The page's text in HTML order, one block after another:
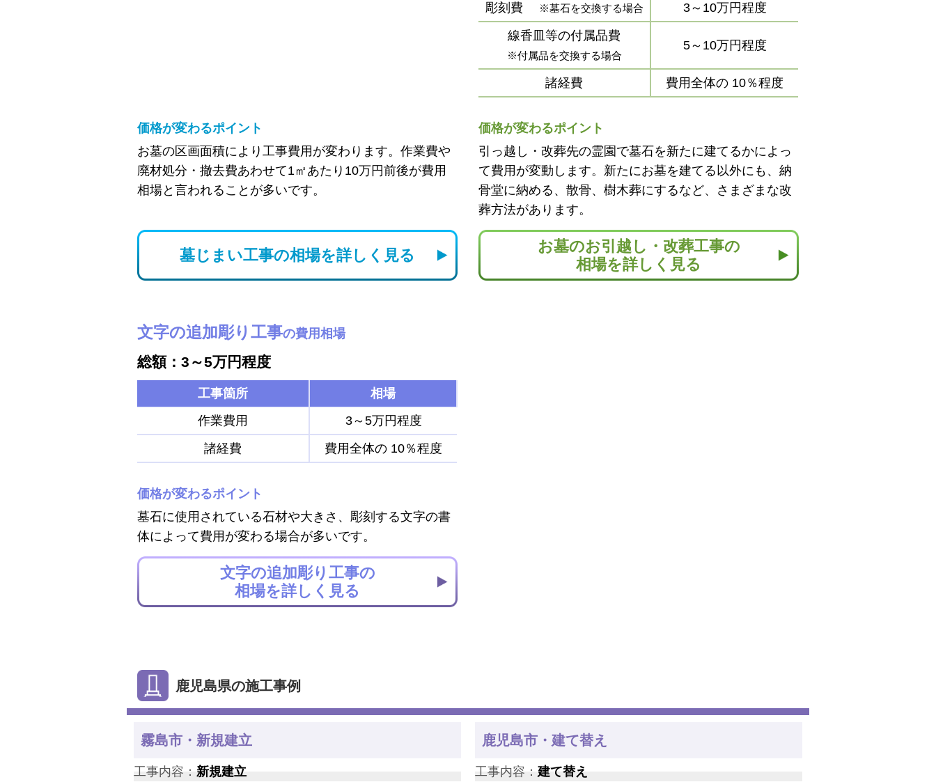
価格が変わるポイント
お墓の区画面積により工事費用が変わります。作業費や
廃材処分・撤去費あわせて1㎡あたり10万円前後が費用
相場と言われることが多いです。
墓じまい工事の相場を詳しく見る
彫刻費
※墓石を交換する場合
3～10万円程度
線香皿等の付属品費
※付属品を交換する場合
5～10万円程度
諸経費 費用全体の 10％程度
価格が変わるポイント
引っ越し・改葬先の霊園で墓石を新たに建てるかによっ
て費用が変動します。新たにお墓を建てる以外にも、納
骨堂に納める、散骨、樹木葬にするなど、さまざまな改
葬方法があります。
お墓のお引越し・改葬工事の
相場を詳しく見る
文字の追加彫り工事の費用相場
総額：3～5万円程度
工事箇所
相場
作業費用
3～5万円程度
諸経費
費用全体の 10％程度
価格が変わるポイント
墓石に使用されている石材や大きさ、彫刻する文字の書
体によって費用が変わる場合が多いです。
文字の追加彫り工事の
相場を詳しく見る
鹿児島県の施工事例
霧島市・新規建立
工事内容： 新規建立
鹿児島市・建て替え
工事内容： 建て替え